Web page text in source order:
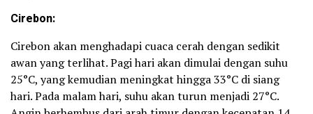
Cirebon:
Cirebon akan menghadapi cuaca cerah dengan sedikit
awan yang terlihat. Pagi hari akan dimulai dengan suhu
25°C, yang kemudian meningkat hingga 33°C di siang
hari. Pada malam hari, suhu akan turun menjadi 27°C.